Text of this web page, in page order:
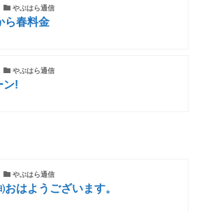
やぶはら通信
ら春料金
やぶはら通信
ン!
やぶはら通信
おはようございます。